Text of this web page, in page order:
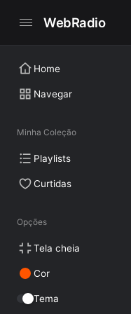
WebRadio
Home
Navegar
Minha Coleção
Playlists
Curtidas
Opções
Tela cheia
Cor
Tema